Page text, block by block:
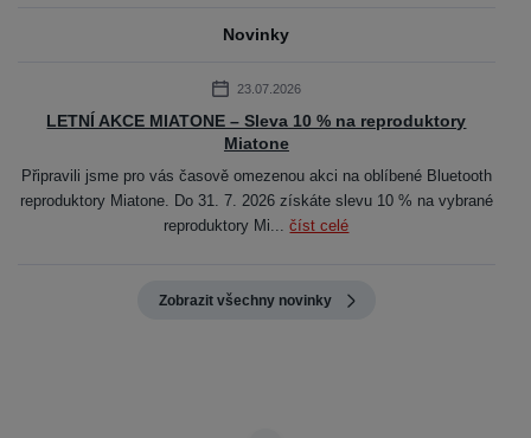
Novinky
23.07.2026
LETNÍ AKCE MIATONE – Sleva 10 % na reproduktory
Miatone
Připravili jsme pro vás časově omezenou akci na oblíbené Bluetooth
reproduktory Miatone. Do 31. 7. 2026 získáte slevu 10 % na vybrané
reproduktory Mi...číst celé
Zobrazit všechny novinky